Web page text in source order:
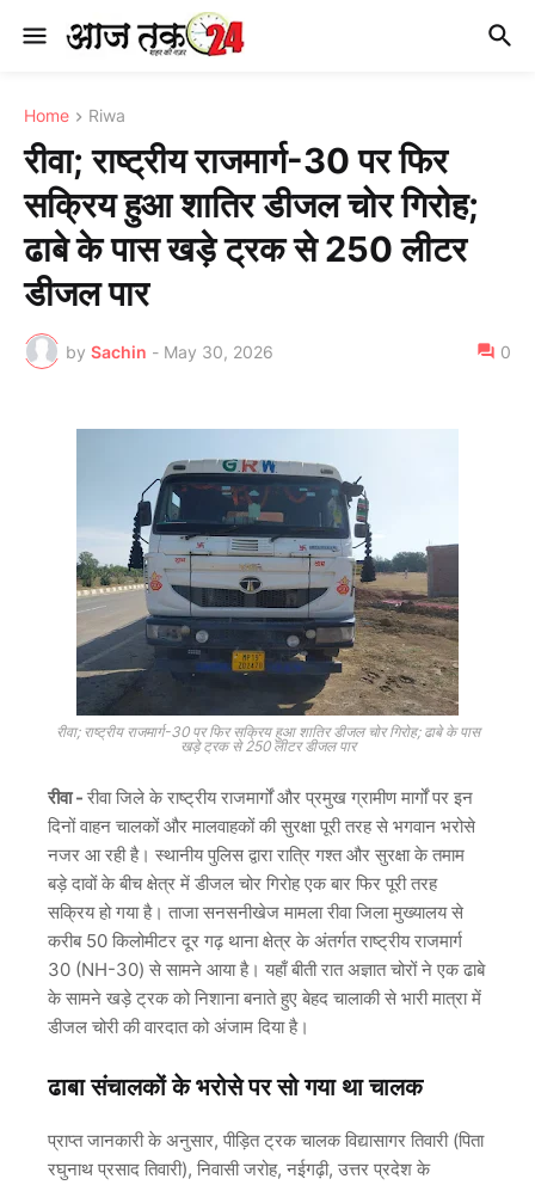
Home Riwa
रीवा; राष्ट्रीय राजमार्ग-30 पर फिर
सक्रिय हुआ शातिर डीजल चोर गिरोह;
ढाबे के पास खड़े ट्रक से 250 लीटर
डीजल पार
by Sachin - May 30, 2026 0
रीवा; राष्ट्रीय राजमार्ग-30 पर फिर सक्रिय हुआ शातिर डीजल चोर गिरोह; ढाबे के पास
खड़े ट्रक से 250 लीटर डीजल पार
रीवा - रीवा जिले के राष्ट्रीय राजमार्गों और प्रमुख ग्रामीण मार्गों पर इन
दिनों वाहन चालकों और मालवाहकों की सुरक्षा पूरी तरह से भगवान भरोसे
नजर आ रही है। स्थानीय पुलिस द्वारा रात्रि गश्त और सुरक्षा के तमाम
बड़े दावों के बीच क्षेत्र में डीजल चोर गिरोह एक बार फिर पूरी तरह
सक्रिय हो गया है। ताजा सनसनीखेज मामला रीवा जिला मुख्यालय से
करीब 50 किलोमीटर दूर गढ़ थाना क्षेत्र के अंतर्गत राष्ट्रीय राजमार्ग
30 (NH-30) से सामने आया है। यहाँ बीती रात अज्ञात चोरों ने एक ढाबे
के सामने खड़े ट्रक को निशाना बनाते हुए बेहद चालाकी से भारी मात्रा में
डीजल चोरी की वारदात को अंजाम दिया है।
ढाबा संचालकों के भरोसे पर सो गया था चालक
प्राप्त जानकारी के अनुसार, पीड़ित ट्रक चालक विद्यासागर तिवारी (पिता
रघुनाथ प्रसाद तिवारी), निवासी जरोह, नईगढ़ी, उत्तर प्रदेश के